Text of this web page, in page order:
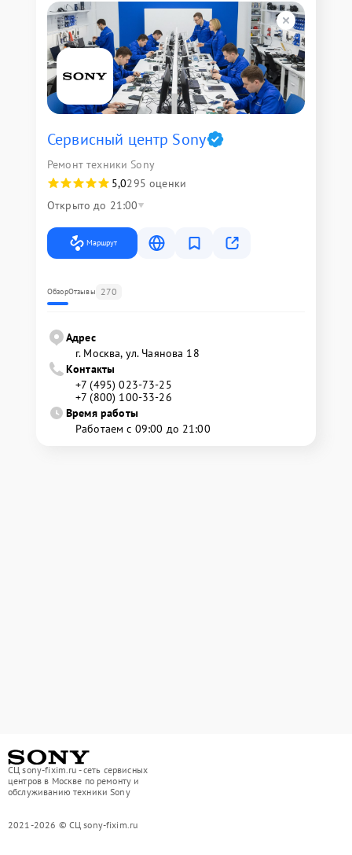
Сервисный центр Sony
Ремонт техники Sony
5,0295 оценки
Открыто до 21:00
Маршрут
ОбзорОтзывы 270
Адрес
г. Москва, ул. Чаянова 18
Контакты
+7 (495) 023-73-25
+7 (800) 100-33-26
Время работы
Работаем с 09:00 до 21:00
СЦ sony-fixim.ru - сеть сервисных
центров в Москве по ремонту и
обслуживанию техники Sony
2021-2026 © СЦ sony-fixim.ru